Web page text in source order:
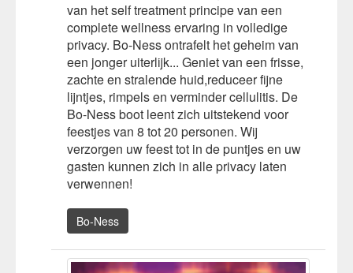
van het self treatment principe van een
complete wellness ervaring in volledige
privacy. Bo-Ness ontrafelt het geheim van
een jonger uiterlijk... Geniet van een frisse,
zachte en stralende huid,reduceer fijne
lijntjes, rimpels en verminder cellulitis. De
Bo-Ness boot leent zich uitstekend voor
feestjes van 8 tot 20 personen. Wij
verzorgen uw feest tot in de puntjes en uw
gasten kunnen zich in alle privacy laten
verwennen!
Bo-Ness